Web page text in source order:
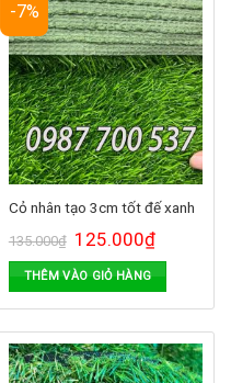
-7%
Cỏ nhân tạo 3cm tốt đế xanh
135.000₫ 125.000₫
THÊM VÀO GIỎ HÀNG